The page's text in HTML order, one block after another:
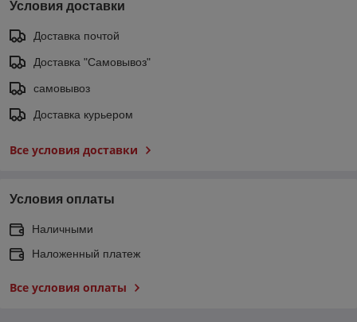
Условия доставки
Доставка почтой
Доставка "Самовывоз"
самовывоз
Доставка курьером
Все условия доставки
Условия оплаты
Наличными
Наложенный платеж
Все условия оплаты